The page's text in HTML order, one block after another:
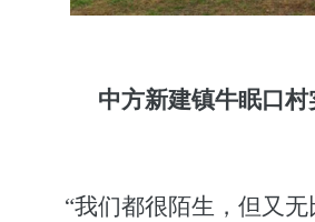
中方新建镇牛眠口
“我们都很陌生，但又无